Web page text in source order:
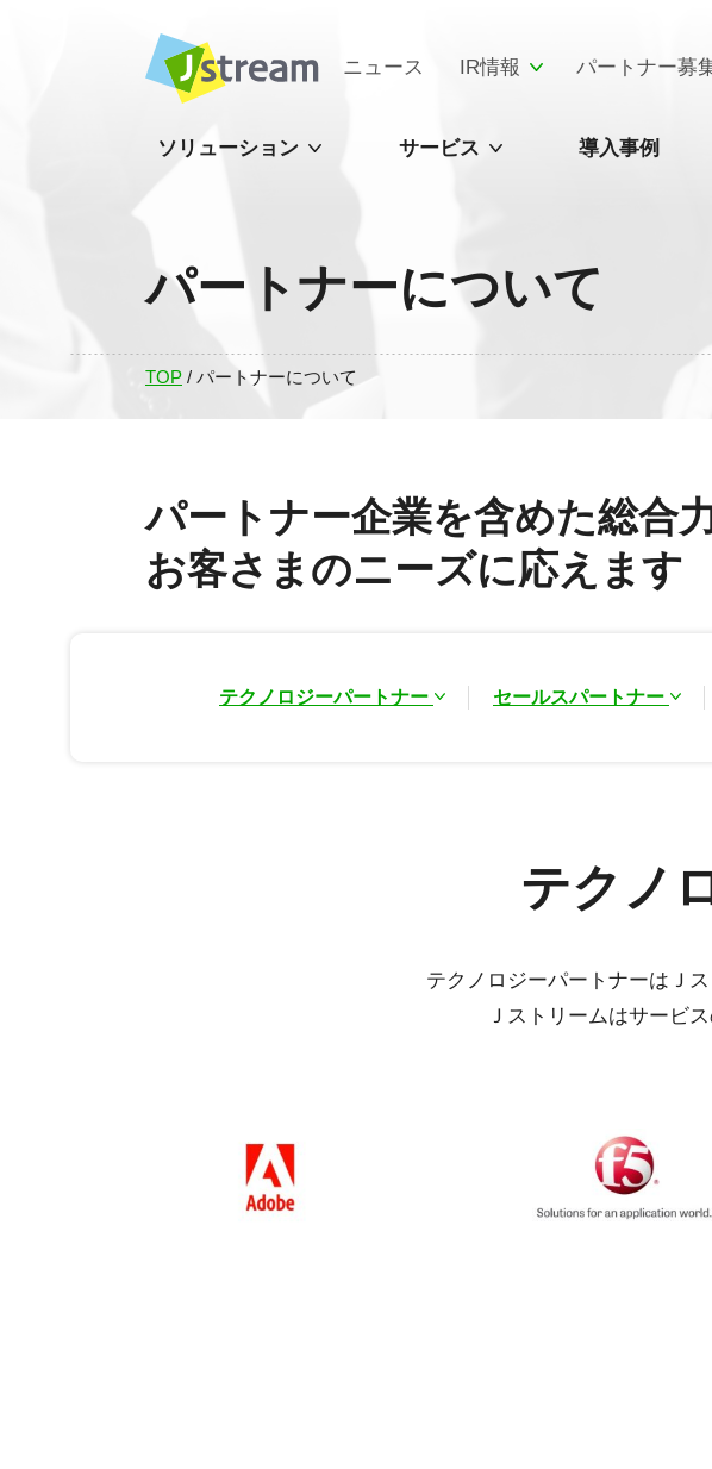
ニュース IR情報 パートナー募
ソリューション サービス 導入事例
パートナーについて
TOP / パートナーについて
パートナー企業を含めた総合
お客さまのニーズに応えます
テクノロジーパートナー セールスパートナー
テクノ
テクノロジーパートナーはＪ
Ｊストリームはサービ